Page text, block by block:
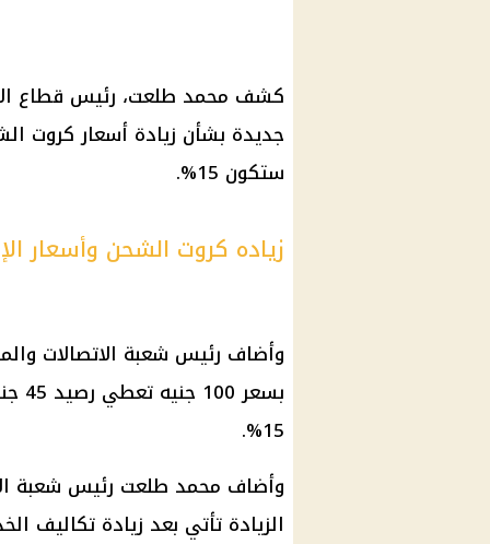
كشف محمد طلعت، رئيس قطاع
جديدة بشأن زيادة أسعار كروت
ستكون 15%.
زياده كروت الشحن وأسعار
وأضاف رئيس شعبة الاتصالات
15%.
وأضاف محمد طلعت رئيس شعبة
الزيادة تأتي بعد زيادة تكاليف